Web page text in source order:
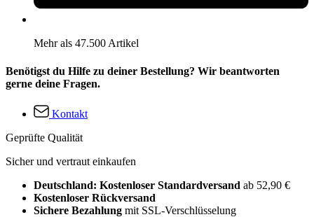
Mehr als 47.500 Artikel
Benötigst du Hilfe zu deiner Bestellung? Wir beantworten
gerne deine Fragen.
Kontakt
Geprüfte Qualität
Sicher und vertraut einkaufen
Deutschland: Kostenloser Standardversand ab 52,90 €
Kostenloser Rückversand
Sichere Bezahlung mit SSL-Verschlüsselung